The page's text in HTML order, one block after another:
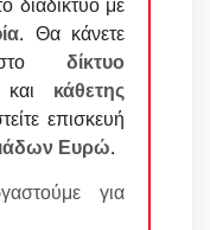
. Θα κάνετε
δίκτυο
κάθετης
επισκευή
Ευρώ.
για